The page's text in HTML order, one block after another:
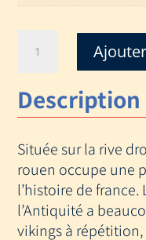
ROUEN,
L
HISTOIRE
PORT
Description
Située sur la rive
rouen occupe une
l’histoire de
l’Antiquité a
vikings à répétition,